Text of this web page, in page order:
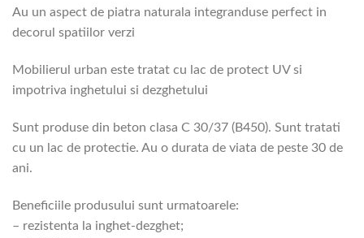
Au un aspect de piatra naturala integranduse perfect in
decorul spatiilor verzi
Mobilierul urban este tratat cu lac de protect UV si
impotriva inghetului si dezghetului
Sunt produse din beton clasa C 30/37 (B450). Sunt tratati
cu un lac de protectie. Au o durata de viata de peste 30 de
ani.
Beneficiile produsului sunt urmatoarele:
– rezistenta la inghet-dezghet;